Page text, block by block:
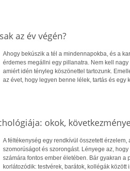
az év végén?
Ahogy bekúszik a tél a mindennapokba, és a
érdemes megállni egy pillanatra. Nem kell
amiért idén tényleg köszönettel tartozunk.
az évet, hogy legyen benne lélek, tartás és egy
okok,
A féltékenység egy rendkívül összetett
szomorúságot és szorongást. Lényege az,
számára fontos ember életében. Bár gyakran
korlátozódik: testvérek, barátok, kollégák között